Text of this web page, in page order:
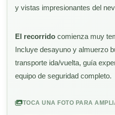
y vistas impresionantes del
El recorrido comienza muy
Incluye desayuno y almuerzo
transporte ida/vuelta, guía
equipo de seguridad completo.
TOCA UNA FOTO PARA